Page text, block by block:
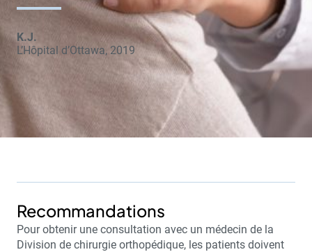
K.J.
L’Hôpital d’Ottawa, 2019
Recommandations
Pour obtenir une consultation avec un médecin de la
Division de chirurgie orthopédique, les patients doivent